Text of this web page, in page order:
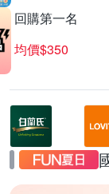
回購第一名
均價$350